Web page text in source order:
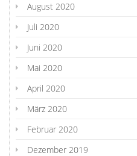
August 2020
Juli 2020
Juni 2020
Mai 2020
April 2020
März 2020
Februar 2020
Dezember 2019